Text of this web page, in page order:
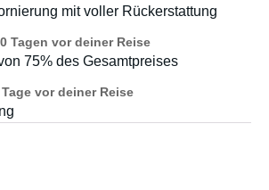
mit voller Rückerstattung
Tagen vor deiner Reise
75% des Gesamtpreises
vor deiner Reise